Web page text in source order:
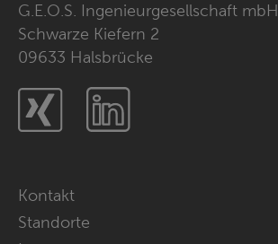
G.E.O.S. Ingenieurgesellschaft mbH
Schwarze Kiefern 2
09633 Halsbrücke
Xing LinkedIn
Navigation
überspringen
Kontakt
Standorte